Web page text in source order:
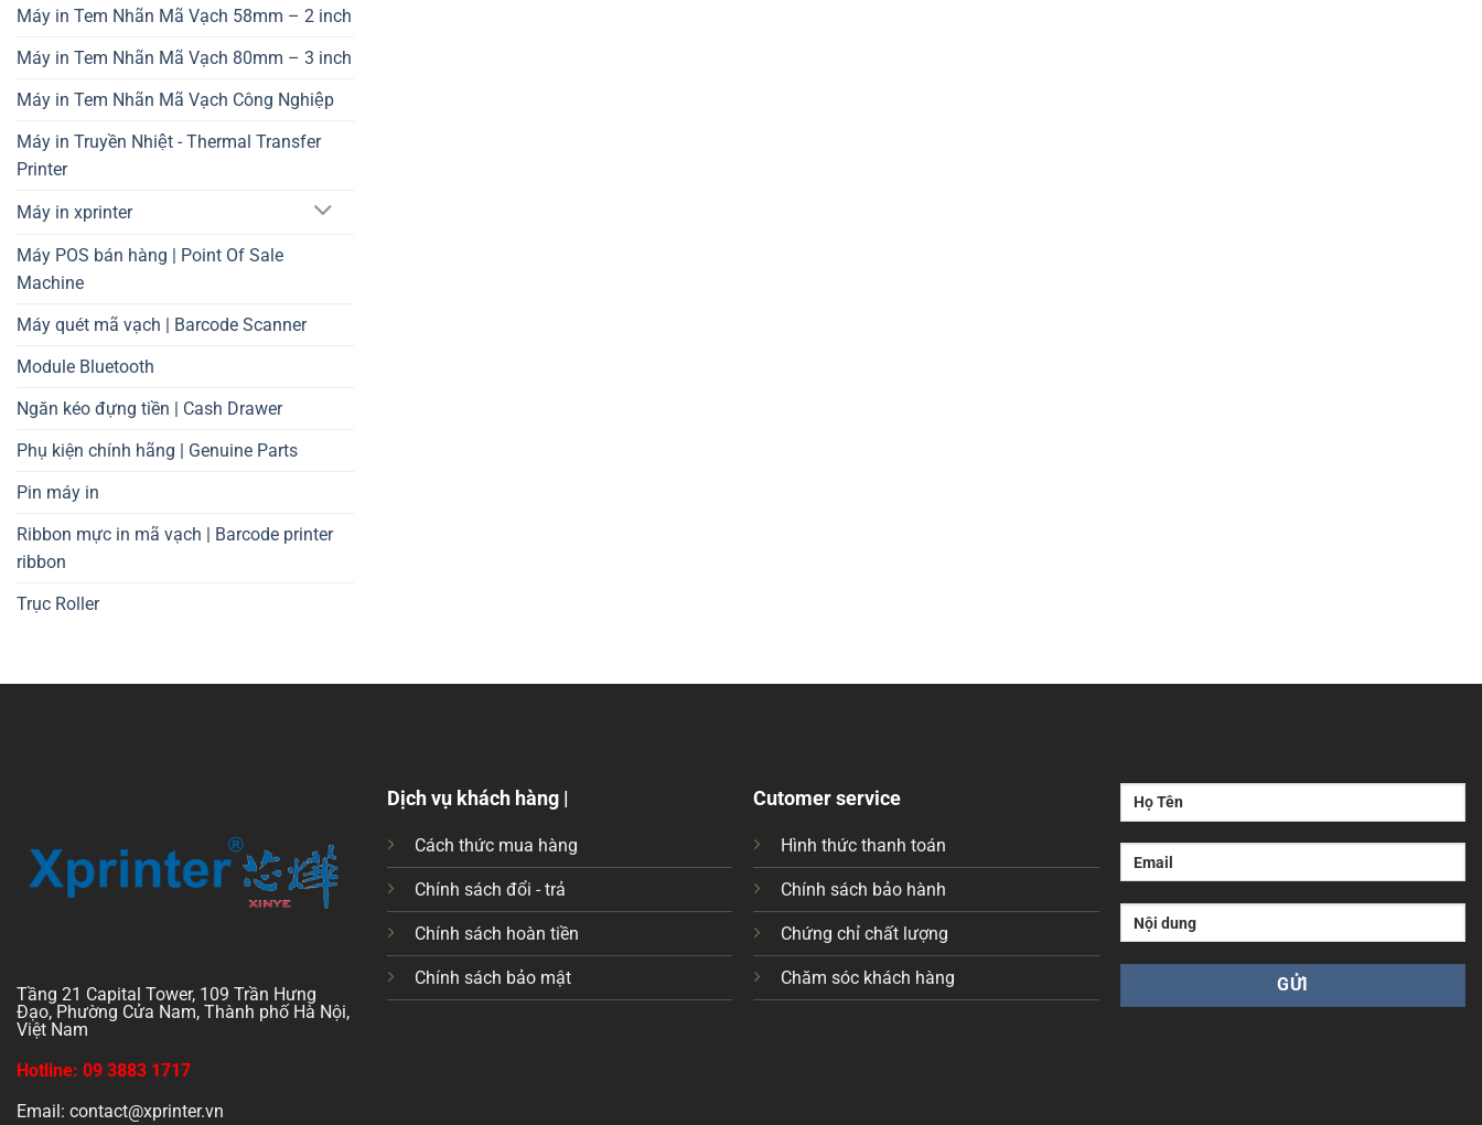
Máy in Tem Nhãn Mã Vạch 58mm – 2 inch
Máy in Tem Nhãn Mã Vạch 80mm – 3 inch
Máy in Tem Nhãn Mã Vạch Công Nghiệp
Máy in Truyền Nhiệt - Thermal Transfer
Printer
Máy in xprinter
Máy POS bán hàng | Point Of Sale
Machine
Máy quét mã vạch | Barcode Scanner
Module Bluetooth
Ngăn kéo đựng tiền | Cash Drawer
Phụ kiện chính hãng | Genuine Parts
Pin máy in
Ribbon mực in mã vạch | Barcode printer
ribbon
Trục Roller
Tầng 21 Capital Tower, 109 Trần Hưng
Đạo, Phường Cửa Nam, Thành phố Hà Nội,
Việt Nam
Hotline: 09 3883 1717
Email: contact@xprinter.vn
Dịch vụ khách hàng |
Cách thức mua hàng
Chính sách đổi - trả
Chính sách hoàn tiền
Chính sách bảo mật
Cutomer service
Hình thức thanh toán
Chính sách bảo hành
Chứng chỉ chất lượng
Chăm sóc khách hàng